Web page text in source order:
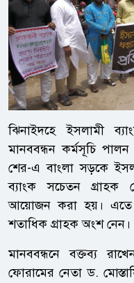
ঝিনাইদহে ইসলামী
মানববন্ধন কর্মসূচি
শের-এ বাংলা সড়কে
ব্যাংক সচেতন গ্রাহক
আয়োজন করা হয়। এতে
শতাধিক গ্রাহক অংশ নেন।
মানববন্ধনে বক্তব্য
ফোরামের নেতা ড.